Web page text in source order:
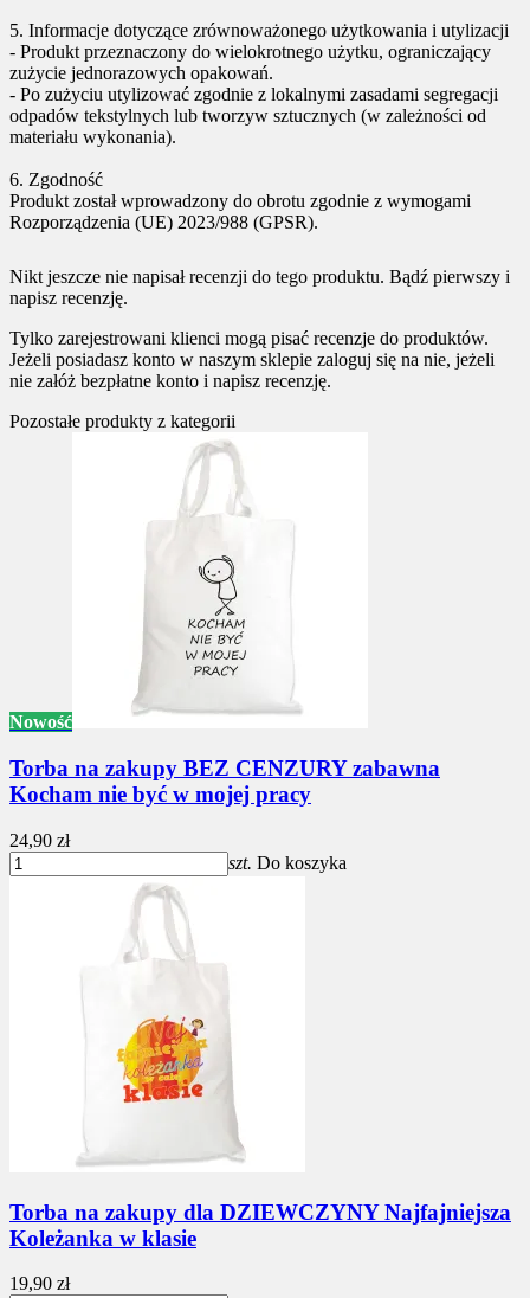
5. Informacje dotyczące zrównoważonego użytkowania i utylizacji
- Produkt przeznaczony do wielokrotnego użytku, ograniczający
zużycie jednorazowych opakowań.
- Po zużyciu utylizować zgodnie z lokalnymi zasadami segregacji
odpadów tekstylnych lub tworzyw sztucznych (w zależności od
materiału wykonania).
6. Zgodność
Produkt został wprowadzony do obrotu zgodnie z wymogami
Rozporządzenia (UE) 2023/988 (GPSR).
Nikt jeszcze nie napisał recenzji do tego produktu. Bądź pierwszy i
napisz recenzję.
Tylko zarejestrowani klienci mogą pisać recenzje do produktów.
Jeżeli posiadasz konto w naszym sklepie zaloguj się na nie, jeżeli
nie załóż bezpłatne konto i napisz recenzję.
Pozostałe produkty z kategorii
Nowość
Torba na zakupy BEZ CENZURY zabawna
Kocham nie być w mojej pracy
24,90 zł
szt. Do koszyka
Torba na zakupy dla DZIEWCZYNY Najfajniejsza
Koleżanka w klasie
19,90 zł